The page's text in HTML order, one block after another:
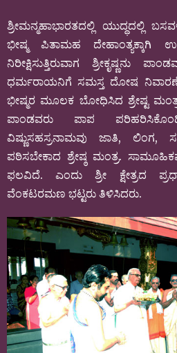
ಶ್ರೀಮನ್ಮಹಾಭಾರತದಲ್ಲಿ ಯುದ್ಧದಲ್ಲಿ
ಭೀಷ್ಮ ಪಿತಾಮಹ ದೇಹಾಂತ್ಯಕ್ಕಾಗಿ
ನಿರೀಕ್ಷಿಸುತ್ತಿರುವಾಗ ಶ್ರೀಕೃಷ್ಣನು
ಧರ್ಮರಾಯನಿಗೆ ಸಮಸ್ತ ದೋಷ
ಭೀಷ್ಮರ ಮೂಲಕ ಬೋಧಿಸಿದ ಶ್ರೇಷ್ಟ
ಪಾಂಡವರು ಪಾಪ
ವಿಷ್ಣುಸಹಸ್ರನಾಮವು ಜಾತಿ,
ಪಠಿಸಬೇಕಾದ ಶ್ರೇಷ್ಠ ಮಂತ್ರ.
ಫಲವಿದೆ. ಎಂದು ಶ್ರೀ ಕ್ಷೇತ್ರದ
ವೆಂಕಟರಮಣ ಭಟ್ಟರು ತಿಳಿಸಿದರು.